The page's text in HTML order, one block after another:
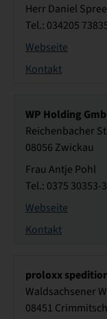
Herr Daniel
Tel.: 034205
Webseite
Kontakt
WP Holding
Reichenbacher
08056 Zwickau
Frau Antje Pohl
Tel.: 0375 30353-
Webseite
Kontakt
proloxx
Waldsachsener
08451